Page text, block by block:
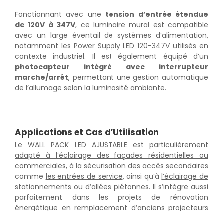
Fonctionnant avec une tension d’entrée étendue
de 120V à 347V, ce luminaire mural est compatible
avec un large éventail de systèmes d’alimentation,
notamment les Power Supply LED 120-347V utilisés en
contexte industriel. Il est également équipé d’un
photocapteur intégré avec interrupteur
marche/arrêt, permettant une gestion automatique
de l’allumage selon la luminosité ambiante.
Applications et Cas d’Utilisation
Le WALL PACK LED AJUSTABLE est particulièrement
adapté à l’éclairage des façades résidentielles ou
commerciales, à la sécurisation des accès secondaires
comme les entrées de service, ainsi qu’àl’éclairage de
stationnements ou d’allées piétonnes. Il s’intègre aussi
parfaitement dans les projets de rénovation
énergétique en remplacement d’anciens projecteurs